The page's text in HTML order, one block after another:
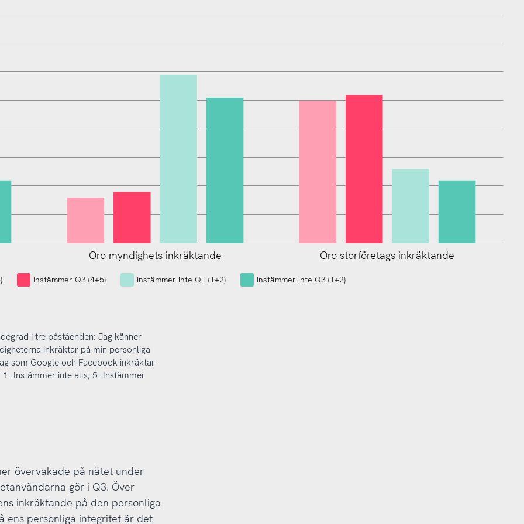
L
Oro myndighets inkräktande Oro storföretags inkräktande
Instämmer Q3 (4+5) Instämmer inte Q1 (1+2) Instämmer inte Q3 (1+2)
i tre påståenden: Jag känner
inkräktar på min personliga
som Google och Facebook inkräktar
inte alls, 5=Instämmer
övervakade på nätet under
gör i Q3. Över
inkräktande på den personliga
ens personliga integritet är det